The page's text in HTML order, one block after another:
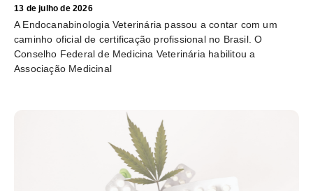
13 de julho de 2026
A Endocanabinologia Veterinária passou a contar com um
caminho oficial de certificação profissional no Brasil. O
Conselho Federal de Medicina Veterinária habilitou a
Associação Medicinal